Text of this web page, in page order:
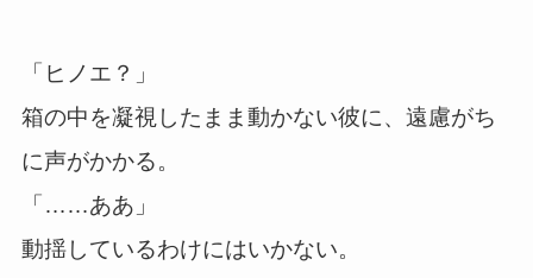
「ヒノエ？」
箱の中を凝視したまま動かない彼に、遠慮がち
に声がかかる。
「……ああ」
動揺しているわけにはいかない。